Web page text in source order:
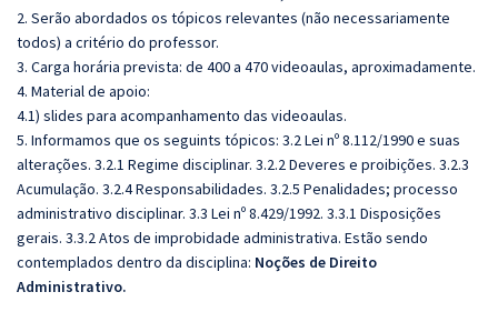
2. Serão abordados os tópicos relevantes (não necessariamente
todos) a critério do professor.
3. Carga horária prevista: de 400 a 470 videoaulas, aproximadamente.
4. Material de apoio:
4.1) slides para acompanhamento das videoaulas.
5. Informamos que os seguints tópicos: 3.2 Lei nº 8.112/1990 e suas
alterações. 3.2.1 Regime disciplinar. 3.2.2 Deveres e proibições. 3.2.3
Acumulação. 3.2.4 Responsabilidades. 3.2.5 Penalidades; processo
administrativo disciplinar. 3.3 Lei nº 8.429/1992. 3.3.1 Disposições
gerais. 3.3.2 Atos de improbidade administrativa. Estão sendo
contemplados dentro da disciplina: Noções de Direito
Administrativo.